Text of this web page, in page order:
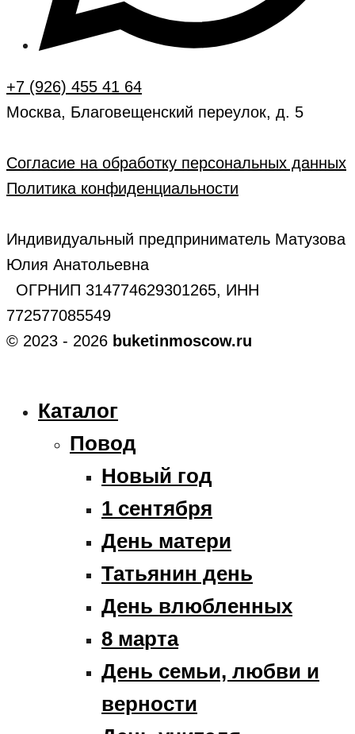
+7 (926) 455 41 64
Москва, Благовещенский переулок, д. 5
Согласие на обработку персональных данных
Политика конфиденциальности
Индивидуальный предприниматель Матузова
Юлия Анатольевна
ОГРНИП 314774629301265, ИНН
772577085549
© 2023 - 2026 buketinmoscow.ru
Каталог
Повод
Новый год
1 сентября
День матери
Татьянин день
День влюбленных
8 марта
День семьи, любви и
верности